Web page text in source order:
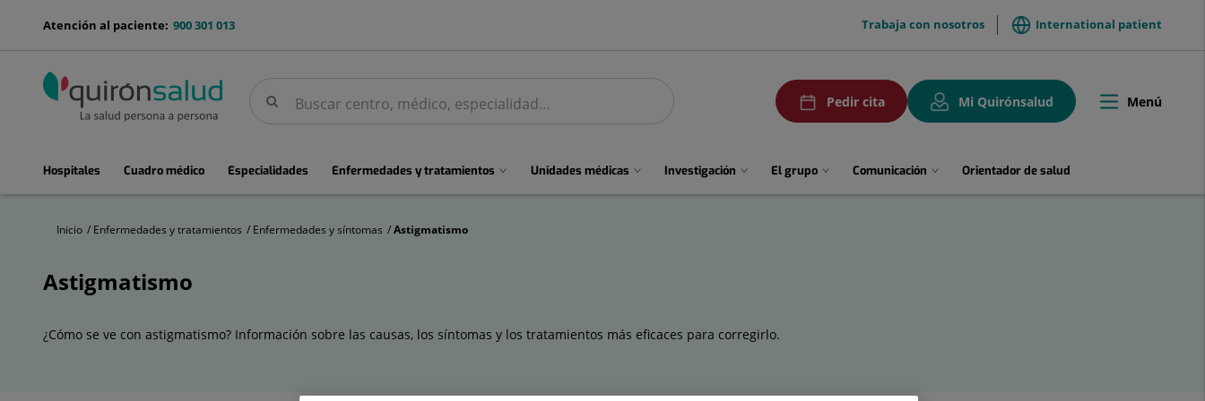
menu-
900 301 013
Atención al paciente: menuTop
Trabaja con nosotros International patient
BuscarBuscar
menuPedirCita
Pedir cita
Mi Quirónsalud
Toggle
Menú
menuPrincipal
Hospitales Cuadro médico Especialidades Enfermedades y tratamientos Unidades médicas Investigación El grupo Comunicación Orientador de salud
Inicio Enfermedades y tratamientos Enfermedades y síntomas Astigmatismo
Astigmatismo
Astigmatismo
¿Cómo se ve con astigmatismo? Información sobre las causas, los síntomas y los tratamientos más eficaces para corregirlo.